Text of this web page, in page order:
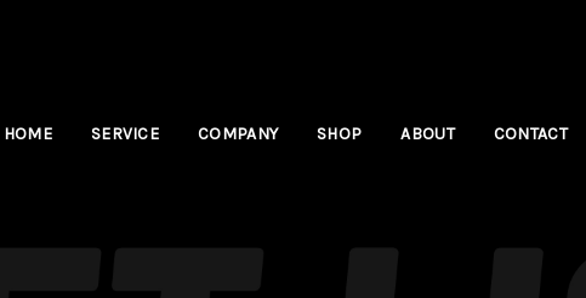
HOME SERVICE COMPANY SHOP ABOUT CONTACT